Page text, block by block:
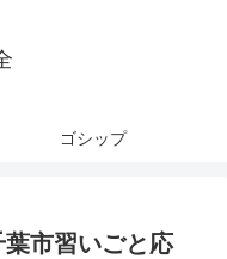
ゴシップ
市習いごと応